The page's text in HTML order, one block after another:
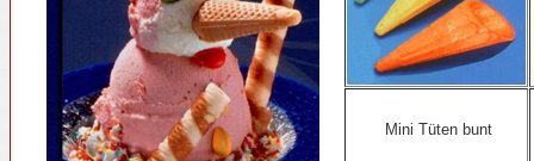
Mini Tüten bunt